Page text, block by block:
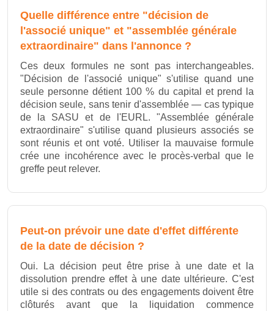
Quelle différence entre "décision de
l'associé unique" et "assemblée générale
extraordinaire" dans l'annonce ?
Ces deux formules ne sont pas interchangeables.
"Décision de l'associé unique" s'utilise quand une
seule personne détient 100 % du capital et prend la
décision seule, sans tenir d'assemblée — cas typique
de la SASU et de l'EURL. "Assemblée générale
extraordinaire" s'utilise quand plusieurs associés se
sont réunis et ont voté. Utiliser la mauvaise formule
crée une incohérence avec le procès-verbal que le
greffe peut relever.
Peut-on prévoir une date d'effet différente
de la date de décision ?
Oui. La décision peut être prise à une date et la
dissolution prendre effet à une date ultérieure. C'est
utile si des contrats ou des engagements doivent être
clôturés avant que la liquidation commence